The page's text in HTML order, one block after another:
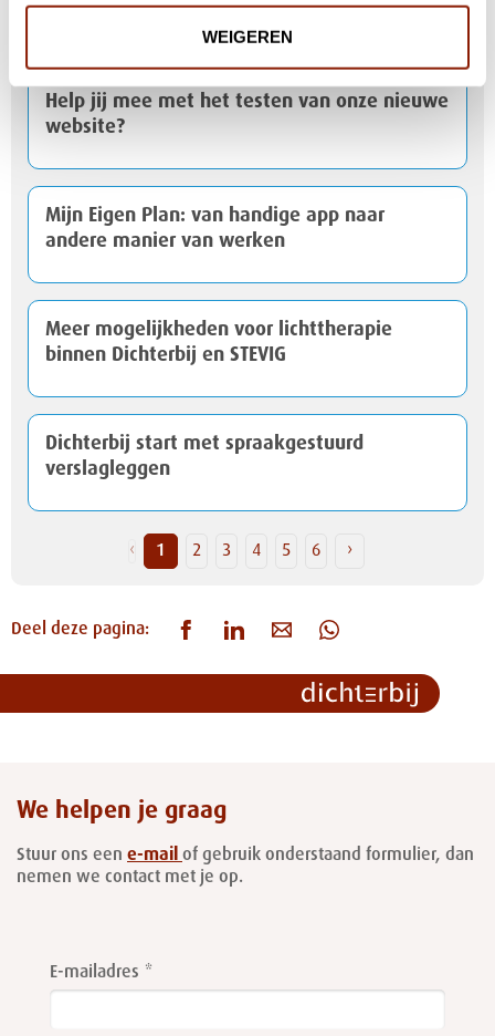
WEIGEREN
Nationaal Hitteplan actief
Help jij mee met het testen van onze nieuwe
website?
Mijn Eigen Plan: van handige app naar
andere manier van werken
Meer mogelijkheden voor lichttherapie
binnen Dichterbij en STEVIG
Dichterbij start met spraakgestuurd
verslagleggen
‹ 1 2 3 4 5 6 ›
Deel deze pagina:
We helpen je graag
Stuur ons een e-mail of gebruik onderstaand formulier, dan
nemen we contact met je op.
this
field
E-mailadres